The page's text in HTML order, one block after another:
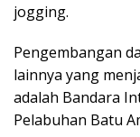
jogging.
Pengembangan
lainnya yang
adalah Bandara
Pelabuhan Batu